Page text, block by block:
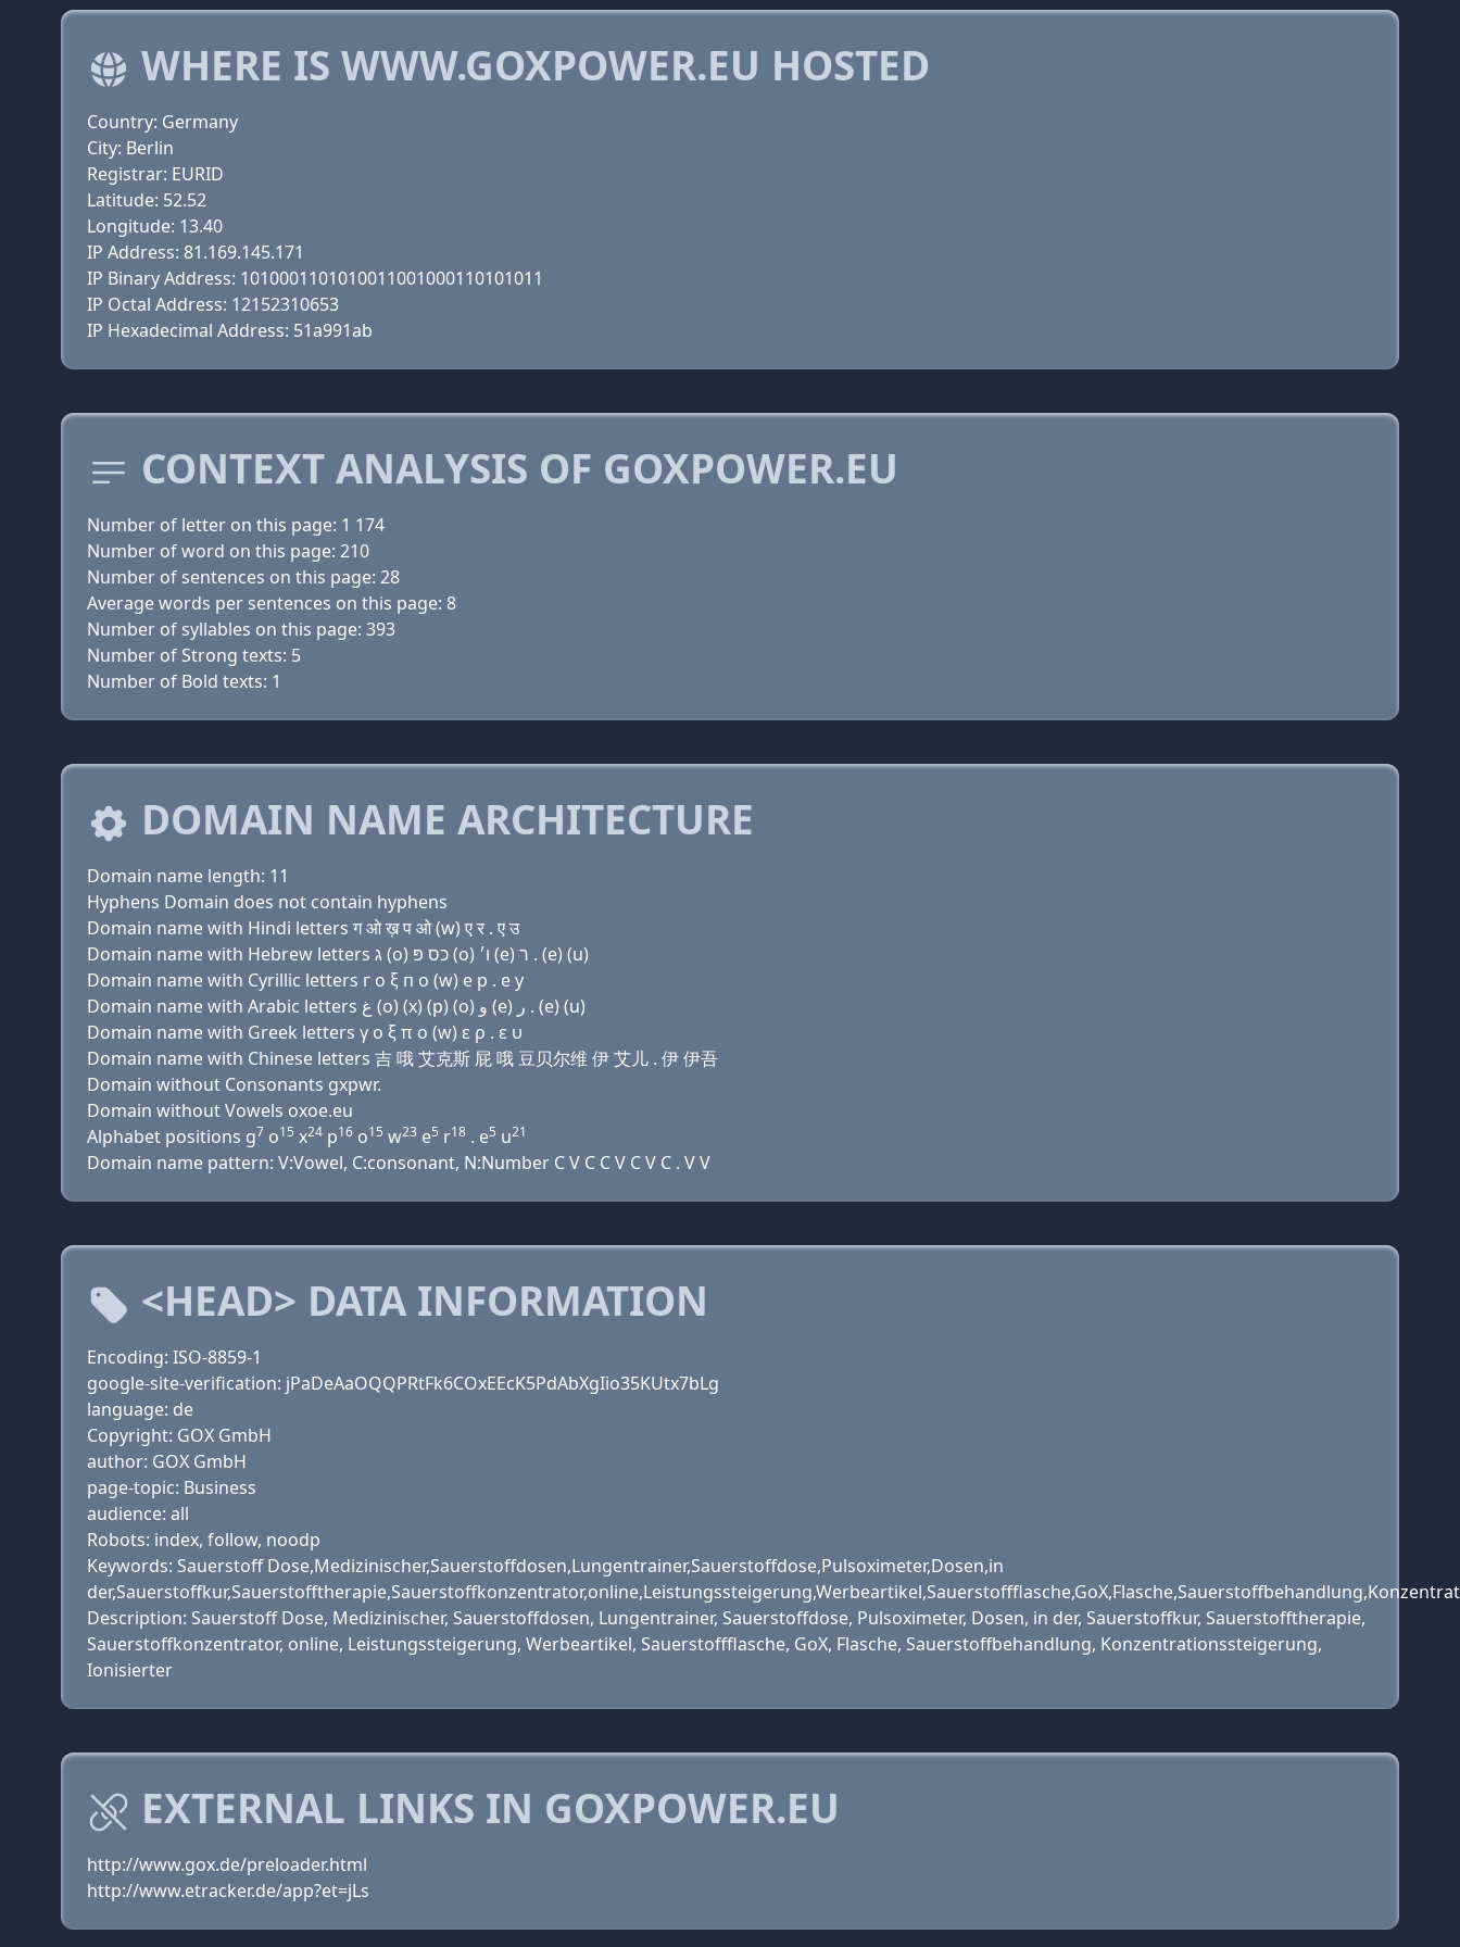
WHERE IS WWW.GOXPOWER.EU HOSTED
Country: Germany
City: Berlin
Registrar: EURID
Latitude: 52.52
Longitude: 13.40
IP Address: 81.169.145.171
IP Binary Address: 1010001101010011001000110101011
IP Octal Address: 12152310653
IP Hexadecimal Address: 51a991ab
CONTEXT ANALYSIS OF GOXPOWER.EU
Number of letter on this page: 1 174
Number of word on this page: 210
Number of sentences on this page: 28
Average words per sentences on this page: 8
Number of syllables on this page: 393
Number of Strong texts: 5
Number of Bold texts: 1
DOMAIN NAME ARCHITECTURE
Domain name length: 11
Hyphens Domain does not contain hyphens
Domain name with Hindi letters ग ओ ख़ प ओ (w) ए र . ए उ
Domain name with Hebrew letters ג (ο) כס פּ (ο) ו׳ (e) ר . (e) (u)
Domain name with Cyrillic letters г о ξ п о (w) e р . e у
Domain name with Arabic letters ﻍ (o) (x) (p) (o) ﻭ (e) ﺭ . (e) (u)
Domain name with Greek letters γ ο ξ π ο (w) ε ρ . ε υ
Domain name with Chinese letters 吉 哦 艾克斯 屁 哦 豆贝尔维 伊 艾儿 . 伊 伊吾
Domain without Consonants gxpwr.
Domain without Vowels oxoe.eu
Alphabet positions g7 o15 x24 p16 o15 w23 e5 r18 . e5 u21
Domain name pattern: V:Vowel, C:consonant, N:Number C V C C V C V C . V V
<HEAD> DATA INFORMATION
Encoding: ISO-8859-1
google-site-verification: jPaDeAaOQQPRtFk6COxEEcK5PdAbXgIio35KUtx7bLg
language: de
Copyright: GOX GmbH
author: GOX GmbH
page-topic: Business
audience: all
Robots: index, follow, noodp
Keywords: Sauerstoff Dose,Medizinischer,Sauerstoffdosen,Lungentrainer,Sauerstoffdose,Pulsoximeter,Dosen,in
Description: Sauerstoff Dose, Medizinischer, Sauerstoffdosen, Lungentrainer, Sauerstoffdose, Pulsoximeter, Dosen, in der, Sauerstoffkur, Sauerstofftherapie,
Sauerstoffkonzentrator, online, Leistungssteigerung, Werbeartikel, Sauerstoffflasche, GoX, Flasche, Sauerstoffbehandlung, Konzentrationssteigerung,
Ionisierter
EXTERNAL LINKS IN GOXPOWER.EU
http://www.gox.de/preloader.html
http://www.etracker.de/app?et=jLs